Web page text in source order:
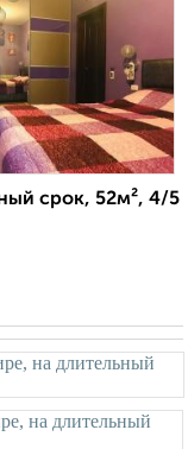
срок, 52м², 4/5